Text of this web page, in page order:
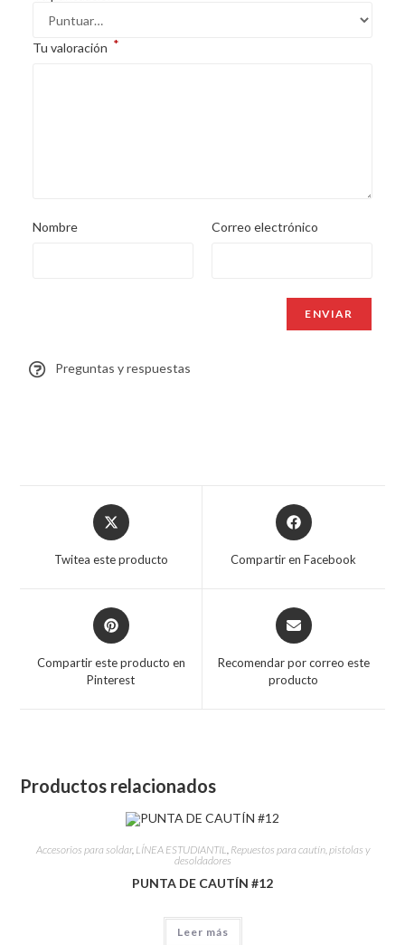
Tu valoración *
Nombre Correo electrónico
Preguntas y respuestas
Twitea este producto Compartir en Facebook
Compartir este producto en
Pinterest
Recomendar por correo este
producto
Productos relacionados
Accesorios para soldar, LÍNEA ESTUDIANTIL, Repuestos para cautín, pistolas y
desoldadores
PUNTA DE CAUTÍN #12
Leer más